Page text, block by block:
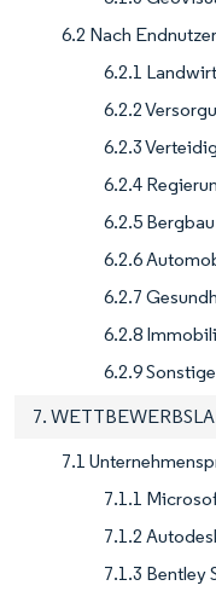
6.2 Nach
6.2.1
6.2.2
6.2.3
6.2.4
6.2.5
6.2.6
6.2.7
6.2.8
6.2.9
7.
7.1
7.1.1
7.1.2
7.1.3 Bentley